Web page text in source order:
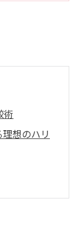
術
想のハリ
方を徹底